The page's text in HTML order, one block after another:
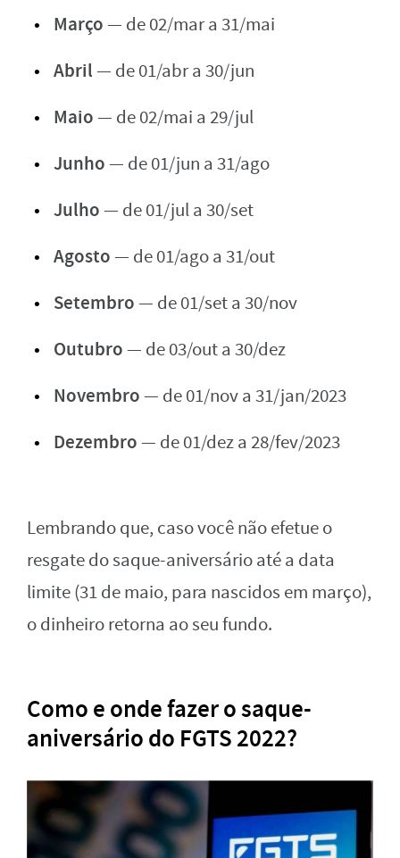
Março— de 02/mar a 31/mai
Abril— de 01/abr a 30/jun
Maio— de 02/mai a 29/jul
Junho— de 01/jun a 31/ago
Julho— de 01/jul a 30/set
Agosto— de 01/ago a 31/out
Setembro— de 01/set a 30/nov
Outubro— de 03/out a 30/dez
Novembro— de 01/nov a 31/jan/2023
Dezembro— de 01/dez a 28/fev/2023
Lembrando que, caso você não efetue o
resgate do saque-aniversário até a data
limite (31 de maio, para nascidos em março),
o dinheiro retorna ao seu fundo.
Como e onde fazer o saque-
aniversário do FGTS 2022?